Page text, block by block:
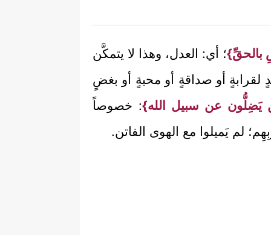
بالحقِّ}؛ أي: العدل، وهذا لا يتمكَّن
لقرابةٍ أو صداقةٍ أو محبةٍ أو بغضٍ
يَضِلُّون عن سبيل الله}: خصوصاً
لم يَميلوا مع الهوى الفاتن.